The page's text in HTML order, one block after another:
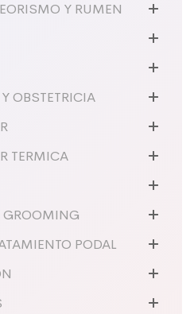
Y RUMEN
OBSTETRICIA
TERMICA
GROOMING
PODAL